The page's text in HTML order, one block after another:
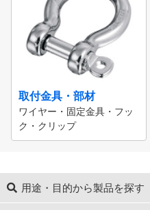
取付金具・部材
ワイヤー・固定金具・フッ
ク・クリップ
用途・目的から製品を探す